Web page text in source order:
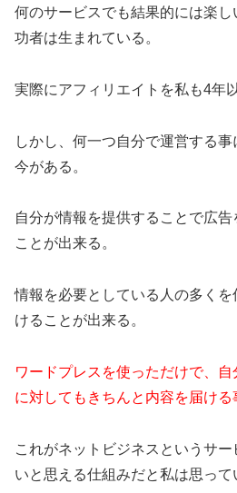
何のサービスでも結果的には楽
功者は生まれている。
実際にアフィリエイトを私も4年
しかし、何一つ自分で運営する
今がある。
自分が情報を提供することで広
ことが出来る。
情報を必要としている人の多く
けることが出来る。
ワードプレスを使っただけで、
に対してもきちんと内容を届ける
これがネットビジネスというサ
いと思える仕組みだと私は思って